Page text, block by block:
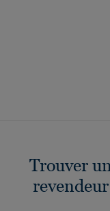
Trouver
revendeur